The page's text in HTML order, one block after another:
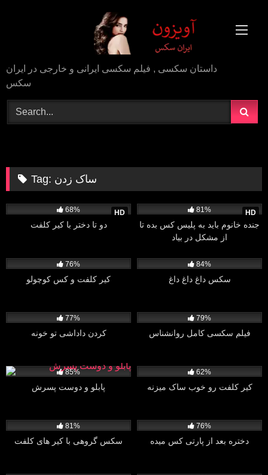
داستان سکسی , فیلم سکسی ایرانی و خارجی در ایران
سکس
Tag: ساک زدن
HD
68%
دو تا دختر با کیر کلفت
HD
81%
جنده خانوم باید به پلیس کس بده تا
از مشکل در بیاد
76%
کیر کلفت و کس کوچولو
84%
سکس داغ داغ داغ
77%
کردن داداشی تو خونه
79%
فیلم سکسی کامل روانشناس
85%
پابلو و دوست پسرش
62%
کیر کلفت رو خوب ساک میزنه
81%
سکس گروهی با کیر های کلفت
76%
دختره بعد از پارتی کس میده